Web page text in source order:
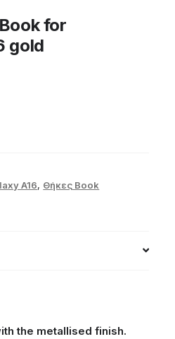
for
gold
A16, Θήκες Book
the metallised finish.